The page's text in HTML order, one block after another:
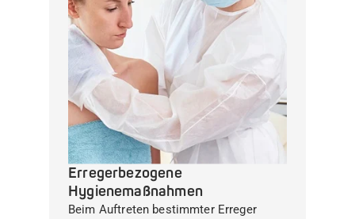
Erregerbezogene
Hygienemaßnahmen
Beim Auftreten bestimmter Erreger